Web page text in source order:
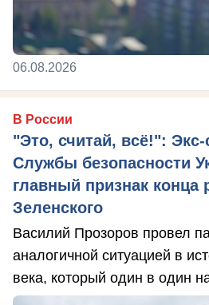
06.08.2026
В России
"Это, считай, всё!": Экс-
Службы безопасности
главный признак конца
Зеленского
Василий Прозоров провел
аналогичной ситуацией в
века, который один в один